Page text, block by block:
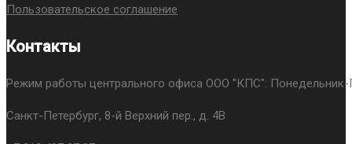
Пользовательское соглашение
Контакты
Режим работы центрального офиса ООО "КПС": Понедельник-
Санкт-Петербург, 8-й Верхний пер., д. 4В